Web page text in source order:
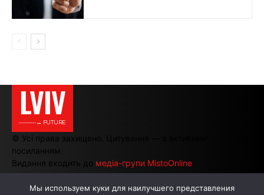
LVIV
———→ FUTURE
© Усі права захищено. Цитування — з активним
посиланням.
Видання входить до медіа-групи MistoOnline
Мы используем куки для наилучшего представления